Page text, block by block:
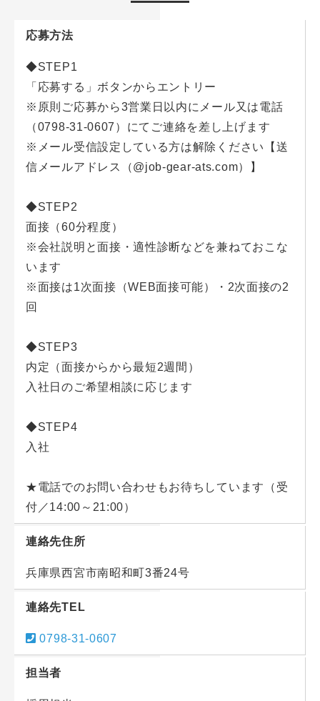
応募方法
◆STEP1
「応募する」ボタンからエントリー
※原則ご応募から3営業日以内にメール又は電話
（0798-31-0607）にてご連絡を差し上げます
※メール受信設定している方は解除ください【送
信メールアドレス（@job-gear-ats.com）】
◆STEP2
面接（60分程度）
※会社説明と面接・適性診断などを兼ねておこな
います
※面接は1次面接（WEB面接可能）・2次面接の2
回
◆STEP3
内定（面接からから最短2週間）
入社日のご希望相談に応じます
◆STEP4
入社
★電話でのお問い合わせもお待ちしています（受
付／14:00～21:00）
連絡先住所
兵庫県西宮市南昭和町3番24号
連絡先TEL
0798-31-0607
担当者